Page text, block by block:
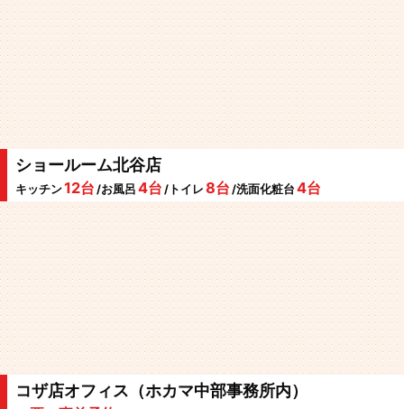
ショールーム北谷店
キッチン12台 /お風呂 4台 /トイレ 8台 /洗面化粧台 4台
コザ店オフィス（ホカマ中部事務所内）